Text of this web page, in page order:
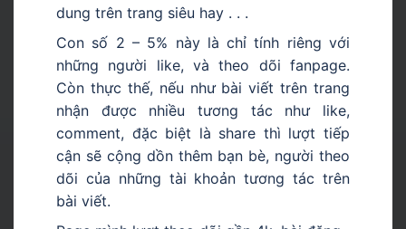
dung trên trang siêu hay . . .
Con số 2 – 5% này là chỉ tính riêng với
những người like, và theo dõi fanpage.
Còn thực thế, nếu như bài viết trên trang
nhận được nhiều tương tác như like,
comment, đặc biệt là share thì lượt tiếp
cận sẽ cộng dồn thêm bạn bè, người theo
dõi của những tài khoản tương tác trên
bài viết.